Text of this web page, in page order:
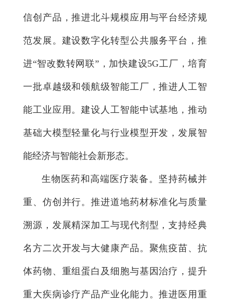
信创产品，推进北斗规模应用与平台经济规
范发展。建设数字化转型公共服务平台，推
进“智改数转网联”，加快建设5G工厂，培育
一批卓越级和领航级智能工厂，推进人工智
能工业应用。建设人工智能中试基地，推动
基础大模型轻量化与行业模型开发，发展智
能经济与智能社会新形态。
生物医药和高端医疗装备。坚持药械并
重、仿创并行。推进道地药材标准化与质量
溯源，发展精深加工与现代剂型，支持经典
名方二次开发与大健康产品。聚焦疫苗、抗
体药物、重组蛋白及细胞与基因治疗，提升
重大疾病诊疗产品产业化能力。推进医用重